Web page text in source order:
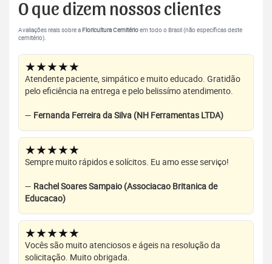
O que dizem nossos clientes
Avaliações reais sobre a Floricultura Cemitérioem todo o Brasil (não específicas deste
cemitério).
★★★★★
Atendente paciente, simpático e muito educado. Gratidão
pelo eficiência na entrega e pelo belissímo atendimento.
— Fernanda Ferreira da Silva (NH Ferramentas LTDA)
★★★★★
Sempre muito rápidos e solícitos. Eu amo esse serviço!
— Rachel Soares Sampaio (Associacao Britanica de
Educacao)
★★★★★
Vocês são muito atenciosos e ágeis na resolução da
solicitação. Muito obrigada.